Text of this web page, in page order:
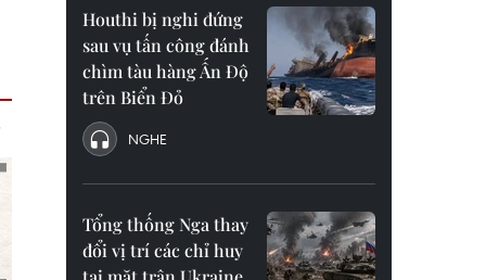
Houthi bị nghi đứng
sau vụ tấn công đánh
chìm tàu hàng Ấn Độ
trên Biển Đỏ
NGHE
Tổng thống Nga thay
đổi vị trí các chỉ huy